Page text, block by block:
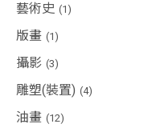
於
大
象
大象藝術空間館簡介
藝術亮點
藝術史 (1)
版畫 (1)
攝影 (3)
雕塑(裝置) (4)
油畫 (12)